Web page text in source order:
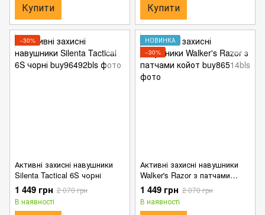
Купити Купити
−30%
Активні захисні навушники
Silenta Tactical 6S чорні
1 449 грн 2 070 грн
В наявності
НОВИНКА
−30%
Активні захисні навушники
Walker's Razor з патчами
койот
1 449 грн 2 070 грн
В наявності